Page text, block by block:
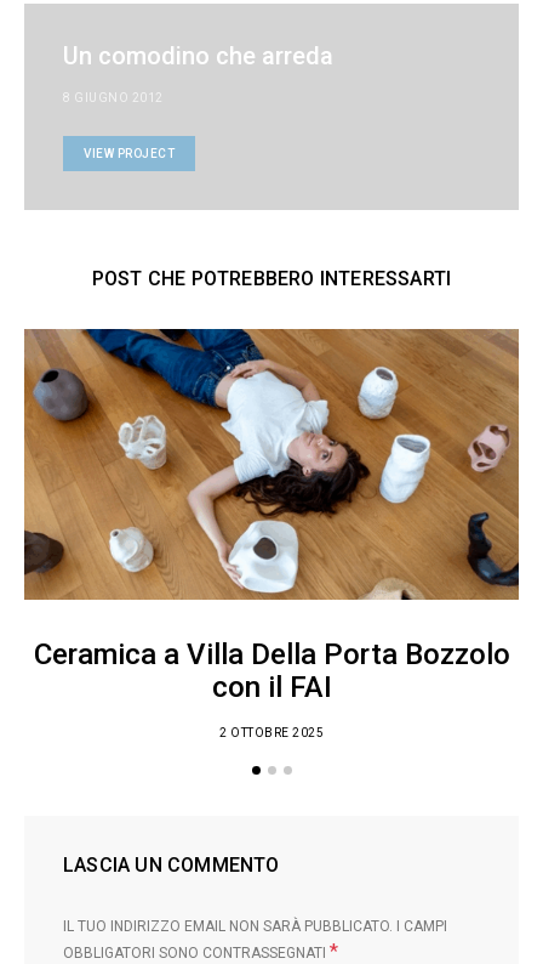
Un comodino che arreda
8 GIUGNO 2012
VIEW PROJECT
POST CHE POTREBBERO INTERESSARTI
Ceramica a Villa Della Porta Bozzolo
con il FAI
2 OTTOBRE 2025
LASCIA UN COMMENTO
IL TUO INDIRIZZO EMAIL NON SARÀ PUBBLICATO.
I CAMPI
OBBLIGATORI SONO CONTRASSEGNATI *